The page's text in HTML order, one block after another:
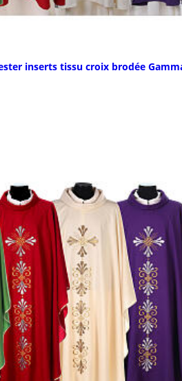
inserts tissu croix brodée